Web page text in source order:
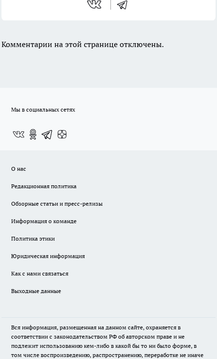
Комментарии на этой странице отключены.
Мы в социальных сетях
О нас
Редакционная политика
Обзорные статьи и пресс-релизы
Информация о команде
Политика этики
Юридическая информация
Как с нами связаться
Выходные данные
Вся информация, размещенная на данном сайте, охраняется в
соответствии с законодательством РФ об авторском праве и не
подлежит использованию кем-либо в какой бы то ни было форме, в
том числе воспроизведению, распространению, переработке не иначе